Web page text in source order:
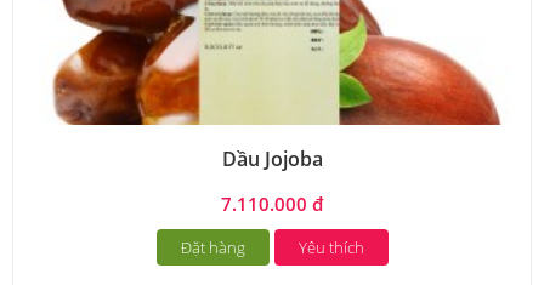
Dầu Jojoba
7.110.000 đ
Đặt hàng Yêu thích